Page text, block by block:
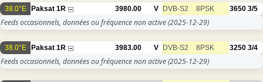
38.0°E Paksat 1R 3980.00 V DVB-S2 8PSK 3650 3/5
Feeds occasionnels, données ou fréquence non active(2025-12-29)
38.0°E Paksat 1R 3983.00 V DVB-S2 8PSK 3250 3/4
Feeds occasionnels, données ou fréquence non active(2025-12-29)